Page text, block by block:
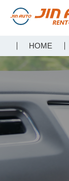
らジンオートレ
HOME